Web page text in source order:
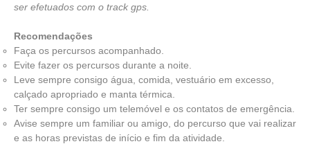
ser efetuados com o track gps.
Recomendações
Faça os percursos acompanhado.
Evite fazer os percursos durante a noite.
Leve sempre consigo água, comida, vestuário em excesso,
calçado apropriado e manta térmica.
Ter sempre consigo um telemóvel e os contatos de emergência.
Avise sempre um familiar ou amigo, do percurso que vai realizar
e as horas previstas de início e fim da atividade.